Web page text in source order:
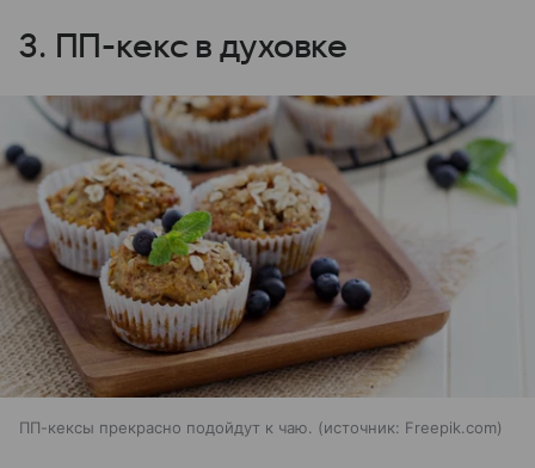
3. ПП-кекс в духовке
ПП-кексы прекрасно подойдут к чаю. источник: Freepik.com